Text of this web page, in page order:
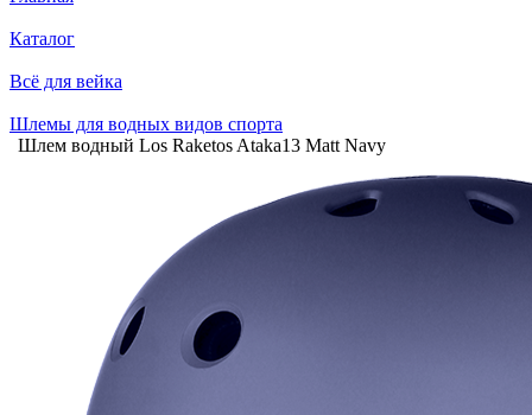
Каталог
Всё для вейка
Шлемы для водных видов спорта
Шлем водный Los Raketos Ataka13 Matt Navy